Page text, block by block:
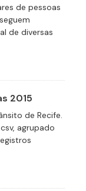
de pessoas
de diversas
2015
de Recife.
agrupado